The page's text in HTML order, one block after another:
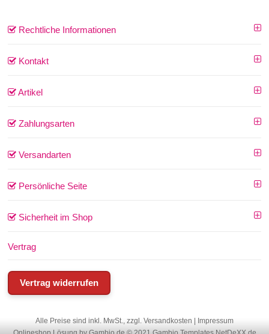
Rechtliche Informationen
Kontakt
Artikel
Zahlungsarten
Versandarten
Persönliche Seite
Sicherheit im Shop
Vertrag
Vertrag widerrufen
Alle Preise sind inkl. MwSt., zzgl. Versandkosten | Impressum